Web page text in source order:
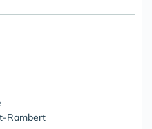
Rambert